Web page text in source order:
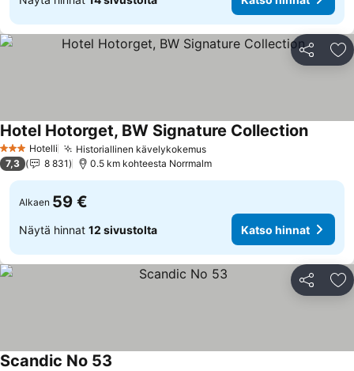
Jaa
3 Tähtiluokitus
Hotelli Historiallinen kävelykokemus
Hotel Hotorget, BW Signature Collection
7,3 8 831 0.5 km kohteesta Norrmalm
Alkaen 59 €
Näytä hinnat 12 sivustolta Katso hinnat
Jaa
Scandic No 53